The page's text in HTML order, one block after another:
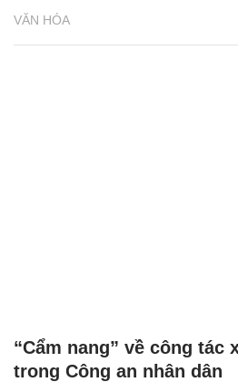
VĂN HÓA
“Cẩm nang” về công tác
trong Công an nhân dân